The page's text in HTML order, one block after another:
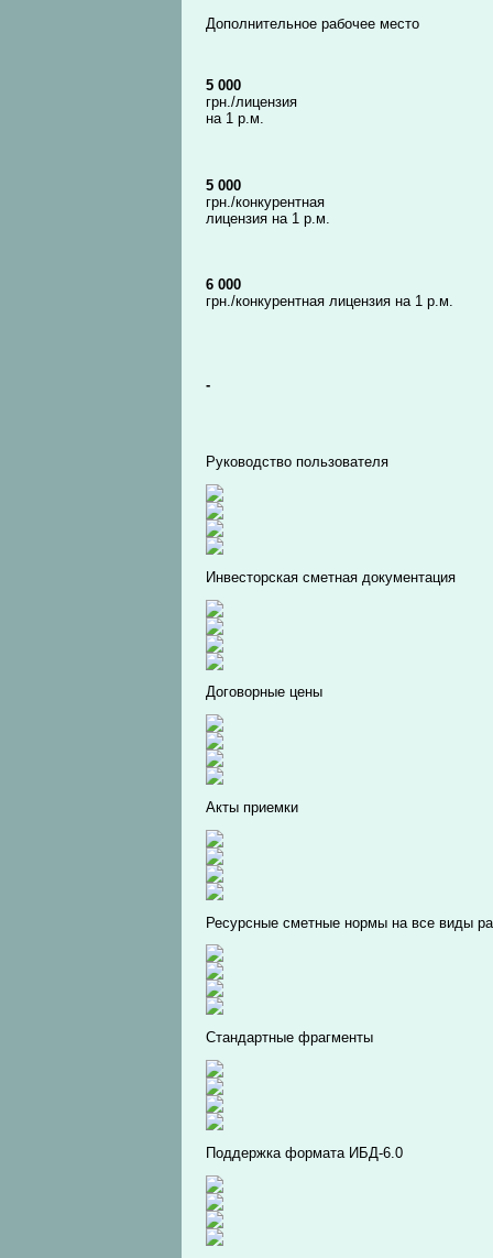
Дополнительное рабочее место
5 000
грн./лицензия
на 1 р.м.
5 000
грн./конкурентная
лицензия на 1 р.м.
6 000
грн./конкурентная лицензия на 1 р.м.
-
Руководство пользователя
Инвесторская сметная документация
Договорные цены
Акты приемки
Ресурсные сметные нормы на все виды
Стандартные фрагменты
Поддержка формата ИБД-6.0